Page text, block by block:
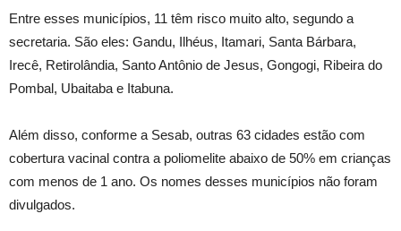
Entre esses municípios, 11 têm risco muito alto, segundo a
secretaria. São eles: Gandu, Ilhéus, Itamari, Santa Bárbara,
Irecê, Retirolândia, Santo Antônio de Jesus, Gongogi, Ribeira do
Pombal, Ubaitaba e Itabuna.
Além disso, conforme a Sesab, outras 63 cidades estão com
cobertura vacinal contra a poliomelite abaixo de 50% em crianças
com menos de 1 ano. Os nomes desses municípios não foram
divulgados.